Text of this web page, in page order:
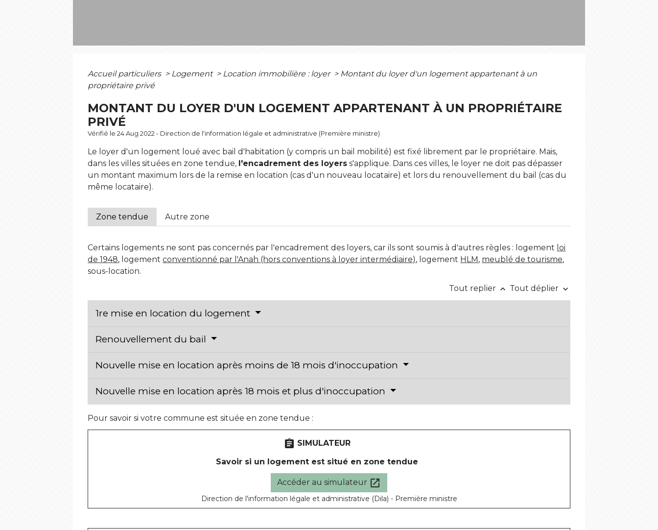
Accueil particuliers > Logement > Location immobilière : loyer > Montant du loyer d'un logement appartenant à un
propriétaire privé
MONTANT DU LOYER D'UN LOGEMENT APPARTENANT À UN PROPRIÉTAIRE
PRIVÉ
Vérifié le 24 Aug 2022 - Direction de l'information légale et administrative (Première ministre)
Le loyer d'un logement loué avec bail d'habitation (y compris un bail mobilité) est fixé librement par le propriétaire. Mais,
dans les villes situées en zone tendue, l'encadrement des loyers s'applique. Dans ces villes, le loyer ne doit pas dépasser
un montant maximum lors de la remise en location (cas d'un nouveau locataire) et lors du renouvellement du bail (cas du
même locataire).
Zone tendue Autre zone
Certains logements ne sont pas concernés par l'encadrement des loyers, car ils sont soumis à d'autres règles : logement loi
de 1948, logementconventionné par l'Anah (hors conventions à loyer intermédiaire), logement HLM , meublé de tourisme,
sous-location.
Tout replier keyboard_arrow_up Tout déplier keyboard_arrow_down
1re mise en location du logement
Renouvellement du bail
Nouvelle mise en location après moins de 18 mois d'inoccupation
Nouvelle mise en location après 18 mois et plus d'inoccupation
Pour savoir si votre commune est située en zone tendue :
assignment SIMULATEUR
Savoir si un logement est situé en zone tendue
Accéder au simulateur open_in_new
Direction de l'information légale et administrative (Dila) - Première ministre